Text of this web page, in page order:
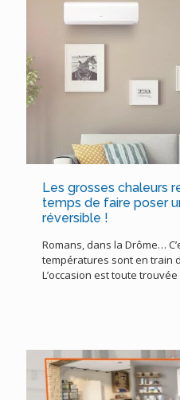
Les grosses chaleurs
temps de faire poser
réversible !
Romans, dans la Drôme…
températures sont en train
L’occasion est toute